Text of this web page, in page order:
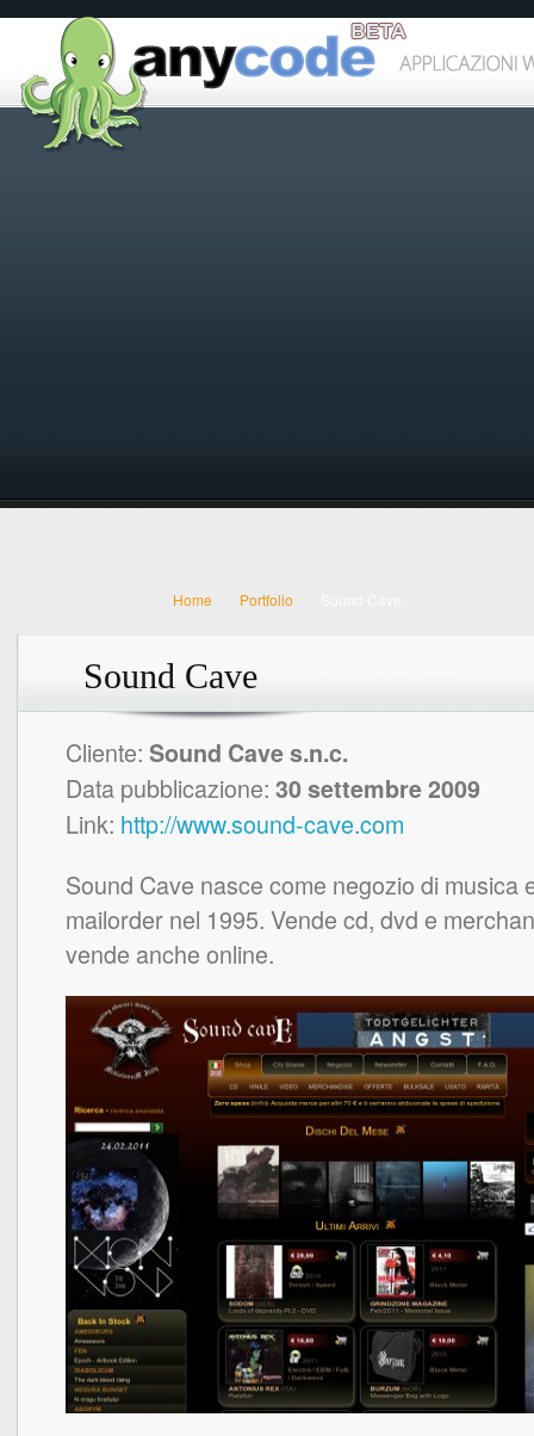
Home Portfolio
Sound Cave
Cliente: Sound Cave s.n.c.
Data pubblicazione: 30 settembre 2009
Link: http://www.sound-cave.com
Sound Cave nasce come negozio di musica
mailorder nel 1995. Vende cd, dvd e
vende anche online.